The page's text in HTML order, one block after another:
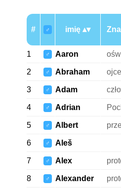
# ♂ imię
1 ♂ Aaron
2 ♂ Abraham
3 ♂ Adam
4 ♂ Adrian
5 ♂ Albert
6 ♂ Aleš
7 ♂ Alex
8 ♂ Alexander